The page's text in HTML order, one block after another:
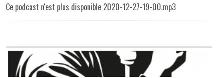
Ce podcast n'est plus disponible 2020-12-27-19-00.mp3